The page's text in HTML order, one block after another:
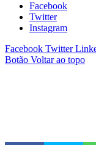
Facebook
Twitter
Instagram
Facebook Twitter
Botão Voltar ao topo